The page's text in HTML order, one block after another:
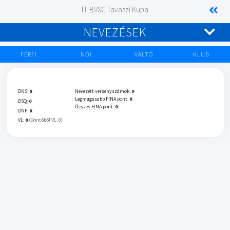
III. BVSC Tavaszi Kupa
NEVEZÉSEK
FÉRFI NŐI VÁLTÓ KLUB
DNS: 0
DSQ: 0
DNF: 0
VL: 0 (Döntőből VL: 0)
Nevezett versenyszámok: 0
Legmagasabb FINA pont: 0
Összes FINA pont: 0